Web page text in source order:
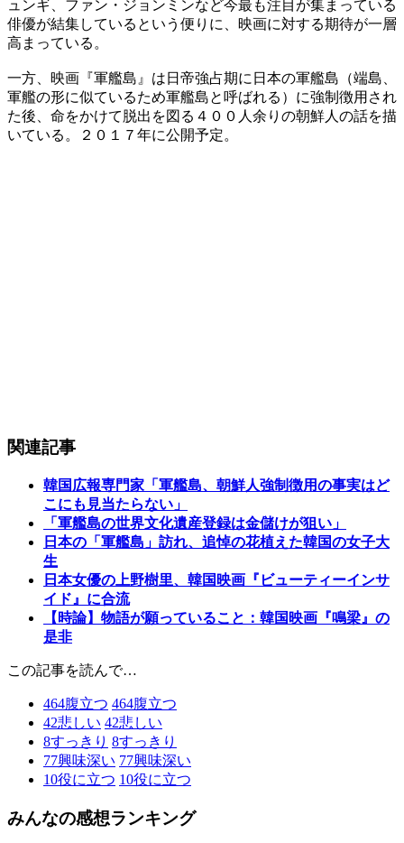
ュンギ、ファン・ジョンミンなど今最も注目が集まっている
俳優が結集しているという便りに、映画に対する期待が一層
高まっている。
一方、映画『軍艦島』は日帝強占期に日本の軍艦島（端島、
軍艦の形に似ているため軍艦島と呼ばれる）に強制徴用され
た後、命をかけて脱出を図る４００人余りの朝鮮人の話を描
いている。２０１７年に公開予定。
関連記事
韓国広報専門家「軍艦島、朝鮮人強制徴用の事実はど
こにも見当たらない」
「軍艦島の世界文化遺産登録は金儲けが狙い」
日本の「軍艦島」訪れ、追悼の花植えた韓国の女子大
生
日本女優の上野樹里、韓国映画『ビューティーインサ
イド』に合流
【時論】物語が願っていること：韓国映画『鳴梁』の
是非
この記事を読んで…
464腹立つ 464腹立つ
42悲しい 42悲しい
8すっきり 8すっきり
77興味深い 77興味深い
10役に立つ 10役に立つ
みんなの感想ランキング